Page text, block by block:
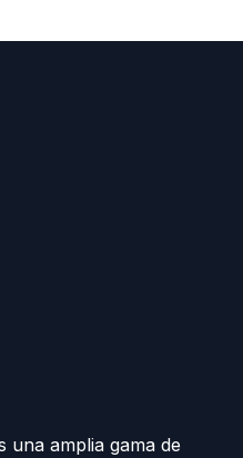
una amplia gama de